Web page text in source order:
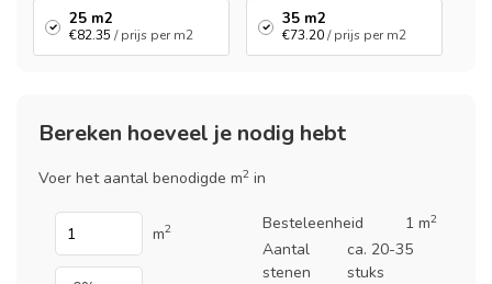
25 m2
€82.35 / prijs per m2
35 m2
€73.20/ prijs per m2
Bereken hoeveel je nodig hebt
Voer het aantal benodigde m2 in
m2 Besteleenheid 1 m2
Aantal
stenen
ca. 20-35
stuks